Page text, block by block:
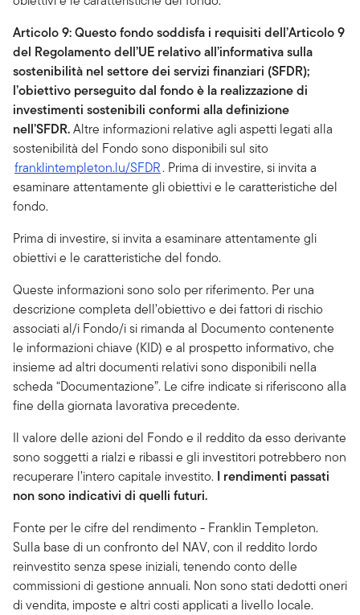
Articolo 9: Questo fondosoddisfa i requisiti dell’Articolo 9
del Regolamentodell’UE relativo all’informativasulla
sostenibilità nel settore dei servizi finanziari (SFDR);
l’obiettivo perseguito dal fondo è la realizzazione di
investimenti sostenibili conformi alla definizione
nell’SFDR.Altre informazioni relative agli aspetti legati alla
sostenibilità del Fondo sono disponibili sul sito
franklintempleton.lu/SFDR. Prima di investire, si invita a
esaminare attentamente gli obiettivi e le caratteristiche del
fondo.
Prima di investire, si invita a esaminare attentamente gli
obiettivi e le caratteristiche del fondo.
Queste informazioni sono solo per riferimento. Per una
descrizione completa dell’obiettivo e dei fattori di rischio
associati al/i Fondo/i si rimanda al Documento contenente
le informazioni chiave (KID) e al prospetto informativo, che
insieme ad altri documenti relativi sono disponibili nella
scheda “Documentazione”. Le cifre indicate si riferiscono alla
fine della giornata lavorativa precedente.
Il valore delle azioni del Fondo e il reddito da esso derivante
sono soggetti a rialzi e ribassi e gli investitori potrebbero non
recuperare l’intero capitale investito. I rendimenti passati
non sono indicativi di quelli futuri.
Fonte per le cifre del rendimento - Franklin Templeton.
Sulla base di un confronto del NAV, con il reddito lordo
reinvestito senza spese iniziali, tenendo conto delle
commissioni di gestione annuali. Non sono stati dedotti oneri
di vendita, imposte e altri costi applicati a livello locale.